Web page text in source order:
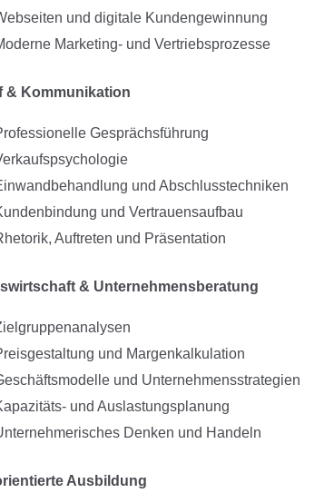
und digitale Kundengewinnung
Marketing- und Vertriebsprozesse
& Kommunikation
Gesprächsführung
und Abschlusstechniken
und Vertrauensaufbau
Auftreten und Präsentation
& Unternehmensberatung
und Margenkalkulation
und Unternehmensstrategien
und Auslastungsplanung
Denken und Handeln
Ausbildung